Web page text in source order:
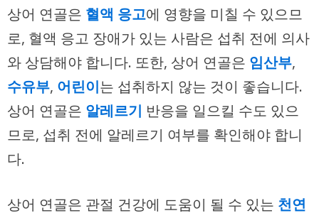
상어 연골은 혈액 응고에 영향을 미칠 수 있으므
로, 혈액 응고 장애가 있는 사람은 섭취 전에 의사
와 상담해야 합니다. 또한, 상어 연골은 임산부,
수유부, 어린이는 섭취하지 않는 것이 좋습니다.
상어 연골은 알레르기 반응을 일으킬 수도 있으
므로, 섭취 전에 알레르기 여부를 확인해야 합니
다.
상어 연골은 관절 건강에 도움이 될 수 있는 천연